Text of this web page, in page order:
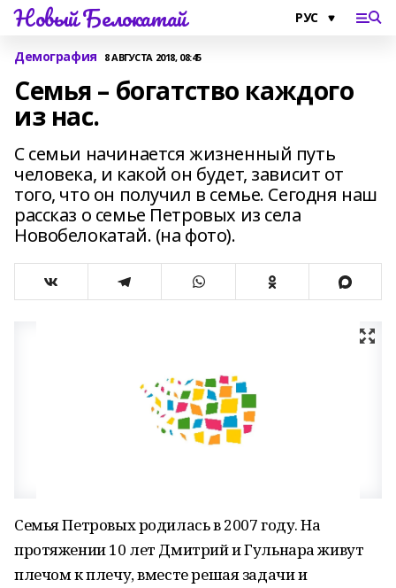
Новый Белокатай
Демография 8 АВГУСТА 2018, 08:45
Семья – богатство каждого
из нас.
С семьи начинается жизненный путь
человека, и какой он будет, зависит от
того, что он получил в семье. Сегодня наш
рассказ о семье Петровых из села
Новобелокатай. (на фото).
Семья Петровых родилась в 2007 году. На
протяжении 10 лет Дмитрий и Гульнара живут
плечом к плечу, вместе решая задачи и